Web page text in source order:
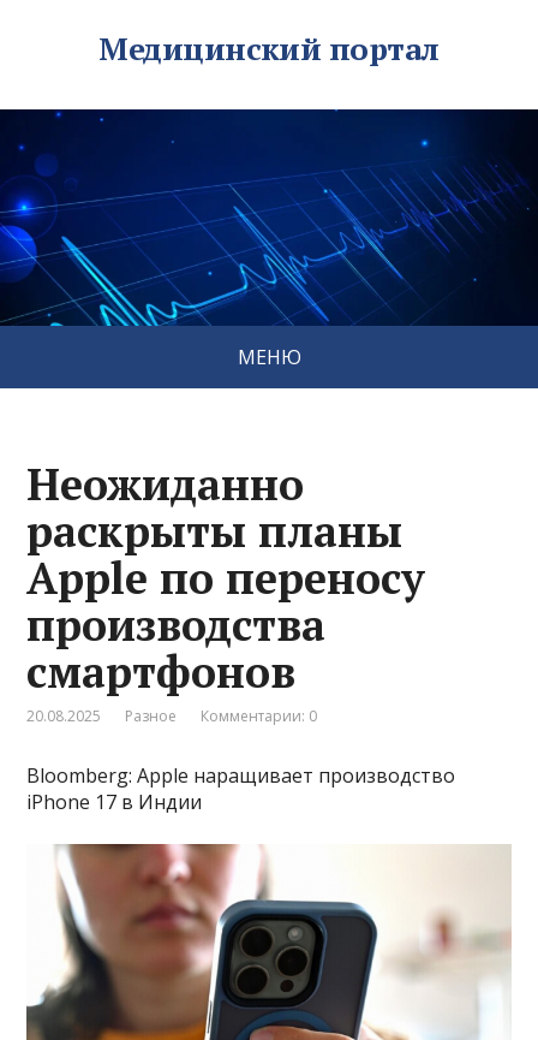
Медицинский портал
МЕНЮ
Неожиданно
раскрыты планы
Apple по переносу
производства
смартфонов
20.08.2025 Разное Комментарии: 0
Bloomberg: Apple наращивает производство
iPhone 17 в Индии